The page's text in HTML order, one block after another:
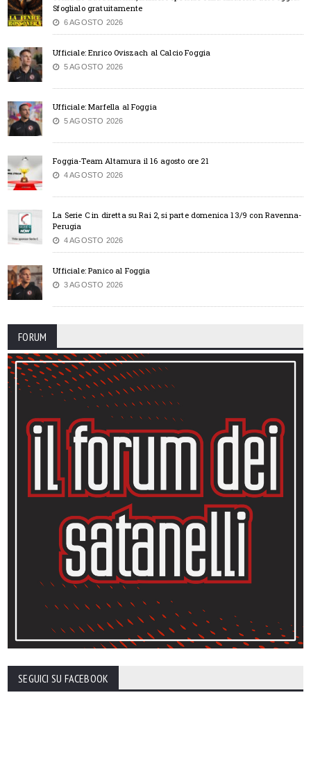
Sfoglialo gratuitamente
6 AGOSTO 2026
Ufficiale: Enrico Oviszach al Calcio Foggia
5 AGOSTO 2026
Ufficiale: Marfella al Foggia
5 AGOSTO 2026
Foggia-Team Altamura il 16 agosto ore 21
4 AGOSTO 2026
La Serie C in diretta su Rai 2, si parte domenica 13/9 con Ravenna-
Perugia
4 AGOSTO 2026
Ufficiale: Panico al Foggia
3 AGOSTO 2026
FORUM
SEGUICI SU FACEBOOK